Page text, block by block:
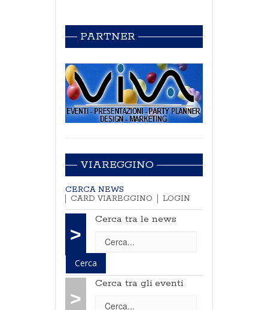
PARTNER
VIAREGGINO
CERCA NEWS
CARD VIAREGGINO
LOGIN
>
Cerca tra le news
>
Cerca tra gli eventi